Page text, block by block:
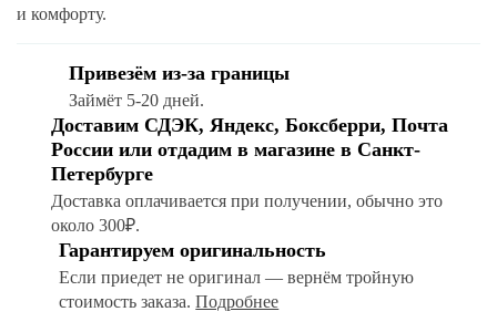
и комфорту.
Привезём из-за границы
Займёт 5-20 дней.
Доставим СДЭК, Яндекс, Боксберри, Почта
России или отдадим в магазине в Санкт-
Петербурге
Доставка оплачивается при получении, обычно это
около 300₽.
Гарантируем оригинальность
Если приедет не оригинал — вернём тройную
стоимость заказа.Подробнее